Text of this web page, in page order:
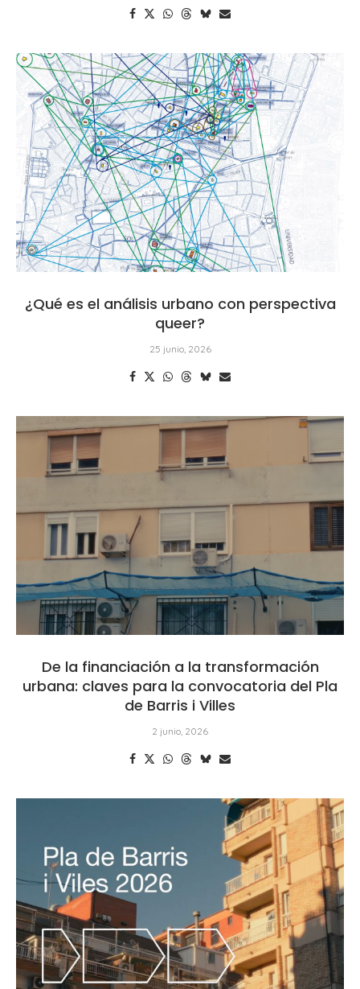
¿Qué es el análisis urbano con perspectiva
queer?
25 junio, 2026
De la financiación a la transformación
urbana: claves para la convocatoria del Pla
de Barris i Villes
2 junio, 2026